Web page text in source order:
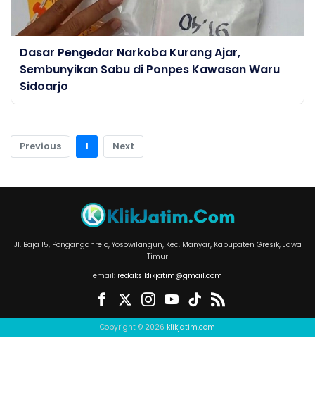
Dasar Pengedar Narkoba Kurang Ajar,
Sembunyikan Sabu di Ponpes Kawasan Waru
Sidoarjo
Previous 1 Next
Jl. Baja 15, Ponganganrejo, Yosowilangun, Kec. Manyar, Kabupaten Gresik, Jawa
Timur
email: redaksiklikjatim@gmail.com
Copyright © 2026 klikjatim.com